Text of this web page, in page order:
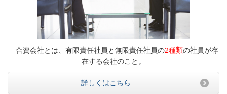
合資会社とは、有限責任社員と無限責任社員の2種類の社員が存
在する会社のこと。
詳しくはこちら